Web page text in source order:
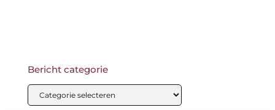
Bericht categorie